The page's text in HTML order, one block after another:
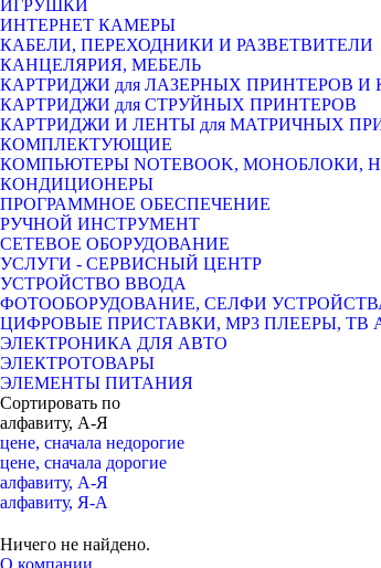
ИГРУШКИ
ИНТЕРНЕТ КАМЕРЫ
КАБЕЛИ, ПЕРЕХОДНИКИ И РАЗВЕТВИТЕЛИ
КАНЦЕЛЯРИЯ, МЕБЕЛЬ
КАРТРИДЖИ для ЛАЗЕРНЫХ ПРИНТЕРОВ И
КАРТРИДЖИ для СТРУЙНЫХ ПРИНТЕРОВ
КАРТРИДЖИ И ЛЕНТЫ для МАТРИЧНЫХ
КОМПЛЕКТУЮЩИЕ
КОМПЬЮТЕРЫ NOTEBOOK, МОНОБЛОКИ,
КОНДИЦИОНЕРЫ
ПРОГРАММНОЕ ОБЕСПЕЧЕНИЕ
РУЧНОЙ ИНСТРУМЕНТ
СЕТЕВОЕ ОБОРУДОВАНИЕ
УСЛУГИ - СЕРВИСНЫЙ ЦЕНТР
УСТРОЙСТВО ВВОДА
ФОТООБОРУДОВАНИЕ, СЕЛФИ
ЦИФРОВЫЕ ПРИСТАВКИ, МР3 ПЛЕЕРЫ, ТВ
ЭЛЕКТРОНИКА ДЛЯ АВТО
ЭЛЕКТРОТОВАРЫ
ЭЛЕМЕНТЫ ПИТАНИЯ
Сортировать по
алфавиту, А-Я
цене, сначала недорогие
цене, сначала дорогие
алфавиту, А-Я
алфавиту, Я-А
Ничего не найдено.
О компании